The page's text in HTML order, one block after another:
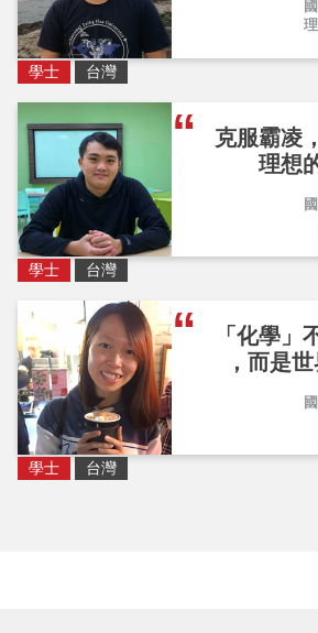
學士 台灣
克服霸凌
理想
學士 台灣
「化學」
，而是
學士 台灣